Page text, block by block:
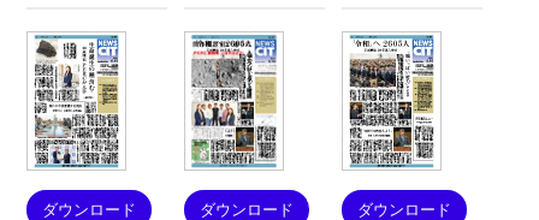
ダウンロード ダウンロード ダウンロード